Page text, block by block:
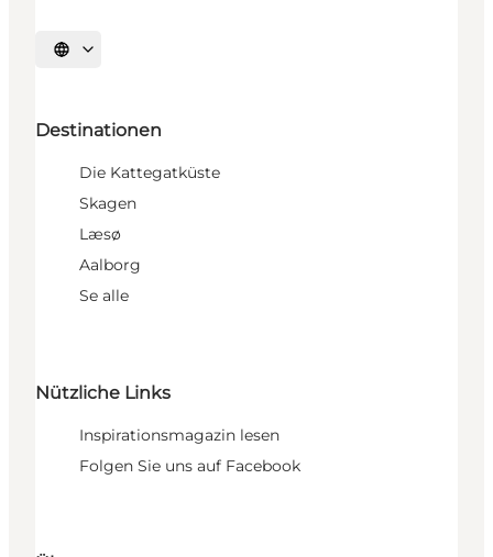
Sprache auswählen
Destinationen
Die Kattegatküste
Skagen
Læsø
Aalborg
Se alle
Nützliche Links
Inspirationsmagazin lesen
Folgen Sie uns auf Facebook